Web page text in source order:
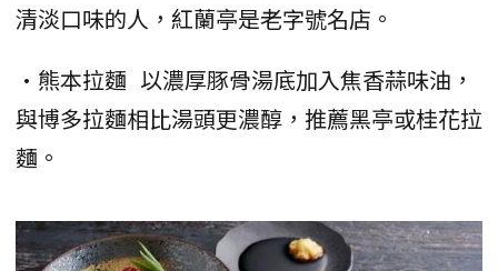
清淡口味的人，紅蘭亭是老字號名店。
•熊本拉麵 以濃厚豚骨湯底加入焦香蒜味油，
與博多拉麵相比湯頭更濃醇，推薦黑亭或桂花拉
麵。